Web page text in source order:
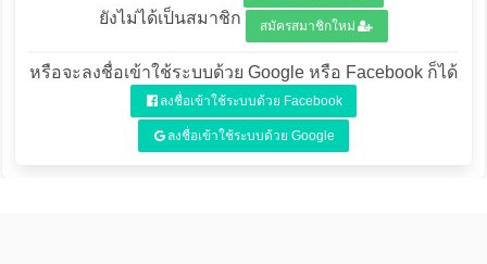
ยังไม่ได้เป็นสมาชิก สมัครสมาชิกใหม่
หรือจะลงชื่อเข้าใช้ระบบด้วย Google หรือ Facebook ก็ได้
ลงชื่อเข้าใช้ระบบด้วย Facebook
ลงชื่อเข้าใช้ระบบด้วย Google